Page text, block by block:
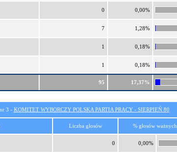
0 0,00%
7 1,28%
1 0,18%
1 0,18%
95 17,37%
3 - KOMITET WYBORCZY POLSKA PARTIA PRACY - SIERPIEŃ 80
Liczba głosów % głosów ważnych
0 0,00%